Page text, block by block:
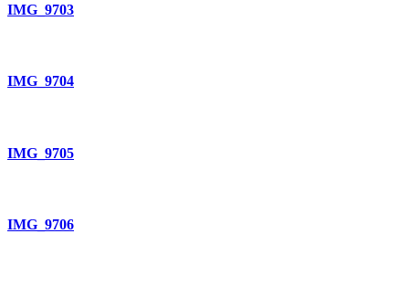
IMG_9703
IMG_9704
IMG_9705
IMG_9706